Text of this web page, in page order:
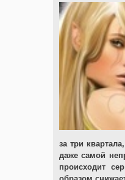
за три
даже самой
происходит